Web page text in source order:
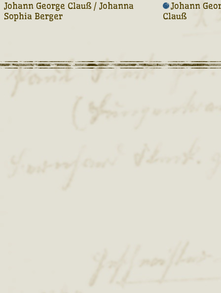
Johann George Clauß / Johanna
Sophia Berger
Johann
Clauß